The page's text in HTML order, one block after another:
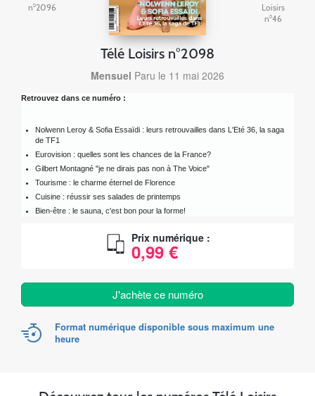
n°2096
Télé Loisirs n°2098
Mensuel Paru le 11 mai 2026
Retrouvez dans ce numéro :
Nolwenn Leroy & Sofia Essaïdi : leurs retrouvailles dans L'Eté 36, la saga
de TF1
Eurovision : quelles sont les chances de la France?
Gilbert Montagné "je ne dirais pas non à The Voice"
Tourisme : le charme éternel de Florence
Cuisine : réussir ses salades de printemps
Bien-être : le sauna, c'est bon pour la forme!
Prix numérique :
0,99 €
J'achète ce numéro
Format numérique disponible sous maximum une
heure
Loisirs
n°46